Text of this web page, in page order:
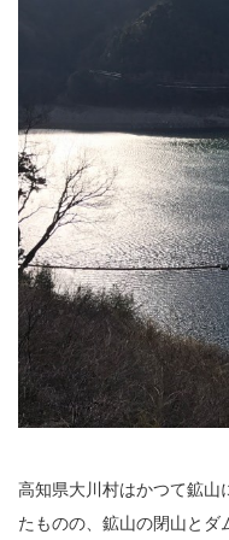
高知県大川村はかつて鉱山
たものの、鉱山の閉山とダ